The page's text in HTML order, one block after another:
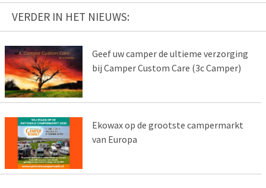
VERDER IN HET NIEUWS:
Geef uw camper de ultieme verzorging
bij Camper Custom Care (3c Camper)
Ekowax op de grootste campermarkt
van Europa